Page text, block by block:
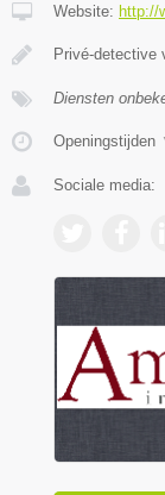
Website: http://
Privé-detective
Diensten
Openingstijden
Sociale media: